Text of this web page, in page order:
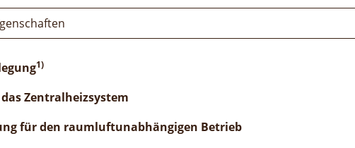
1)
Zentralheizsystem
für den raumluftunabhängigen Betrieb